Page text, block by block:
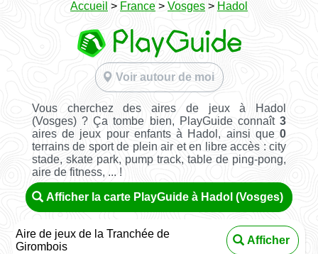
Accueil > France > Vosges > Hadol
Voir autour de moi
Vous cherchez des aires de jeux à Hadol
(Vosges) ? Ça tombe bien, PlayGuide connaît3
aires de jeux pour enfants à Hadol, ainsi que0
terrains de sport de plein air et en libre accès : city
stade, skate park, pump track, table de ping-pong,
aire de fitness, ... !
Afficher la carte PlayGuide à Hadol (Vosges)
Aire de jeux de la Tranchée de
Girombois
Afficher